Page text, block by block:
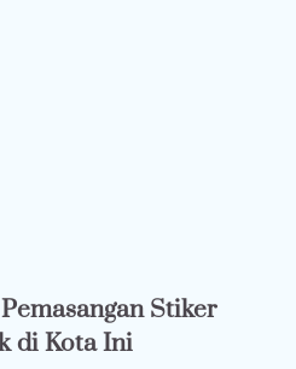
Stiker
di Kota Ini